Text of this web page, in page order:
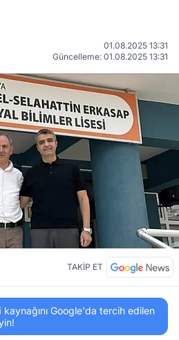
01.08.2025 13:31
Güncelleme: 01.08.2025 13:31
TAKİP ET
kaynağını Google'da tercih edilen